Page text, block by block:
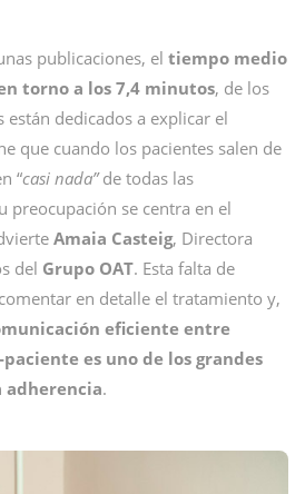
publicaciones, el tiempo medio
torno a los 7,4 minutos, de los
dedicados a explicar el
que cuando los pacientes salen de
“casi nada”de todas las
preocupación se centra en el
Amaia Casteig, Directora
del Grupo OAT. Esta falta de
en detalle el tratamiento y,
eficiente entre
es uno de los grandes
adherencia.